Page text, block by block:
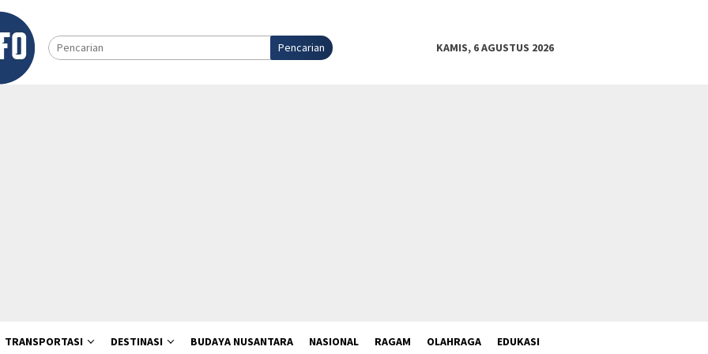
Pencarian KAMIS, 6 AGUSTUS 2026
TRANSPORTASI DESTINASI BUDAYA NUSANTARA NASIONAL RAGAM OLAHRAGA EDUKASI